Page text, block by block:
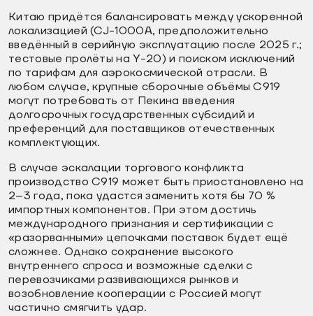
Китаю придётся балансировать между ускоренной
локализацией (CJ-1000A, предположительно
введённый в серийную эксплуатацию после 2025 г.;
тестовые пролёты на Y-20) и поиском исключений
по тарифам для аэрокосмической отрасли. В
любом случае, крупные сборочные объёмы C919
могут потребовать от Пекина введения
долгосрочных государственных субсидий и
преференций для поставщиков отечественных
комплектующих.
В случае эскалации торгового конфликта
производство C919 может быть приостановлено на
2–3 года, пока удастся заменить хотя бы 70 %
импортных компонентов. При этом достичь
международного признания и сертификации с
«разорванными» цепочками поставок будет ещё
сложнее. Однако сохранение высокого
внутреннего спроса и возможные сделки с
перевозчиками развивающихся рынков и
возобновление кооперации с Россией могут
частично смягчить удар.